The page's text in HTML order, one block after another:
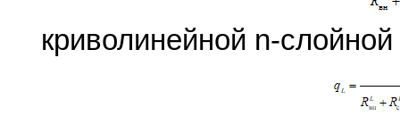
криволинейной n-слойной